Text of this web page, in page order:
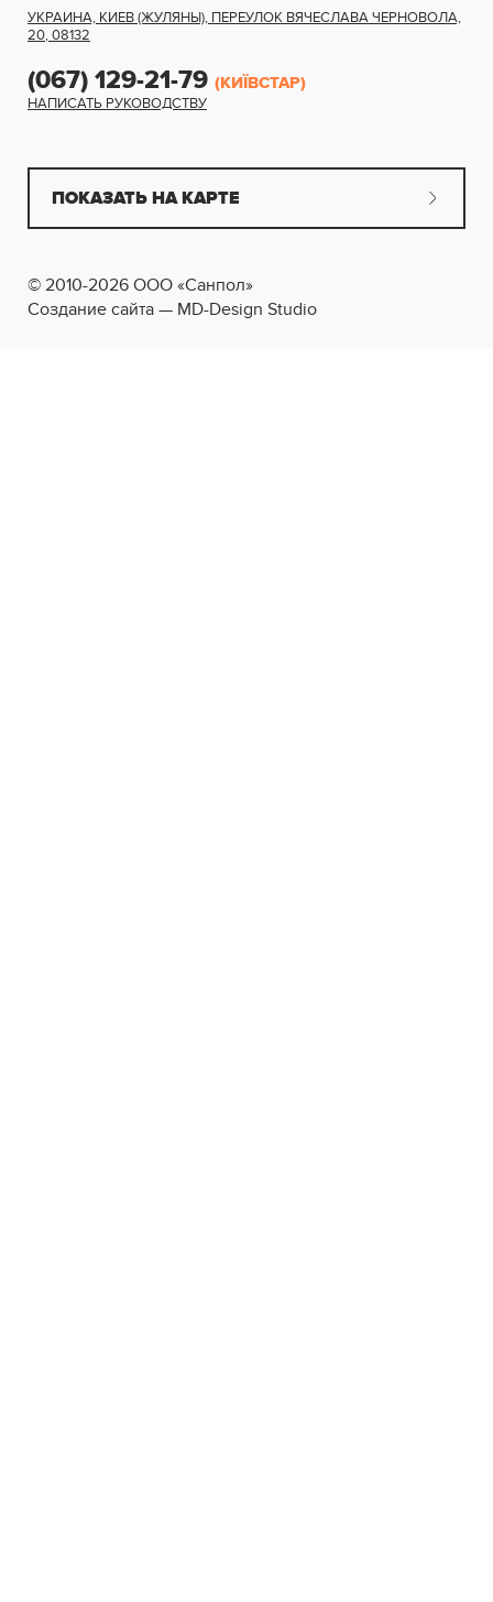
УКРАИНА, КИЕВ (ЖУЛЯНЫ), ПЕРЕУЛОК ВЯЧЕСЛАВА ЧЕРНОВОЛА,
20,08132
(067) 129-21-79 (КИЇВСТАР)
НАПИСАТЬ РУКОВОДСТВУ
ПОКАЗАТЬ НА КАРТЕ
© 2010-2026 ООО «Санпол»
Создание сайта — MD-Design Studio